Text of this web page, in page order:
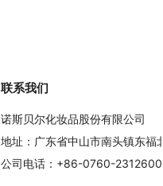
联系我们
诺斯贝尔化妆品股份有限公司
地址：广东省中山市南头镇东福
公司电话：+86-0760-